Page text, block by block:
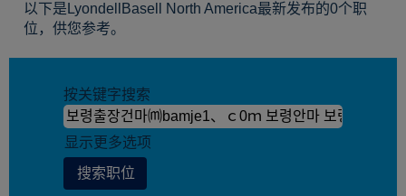
以下是LyondellBasell North America最新发布的0个职
位，供您参考。
按关键字搜索
显示更多选项